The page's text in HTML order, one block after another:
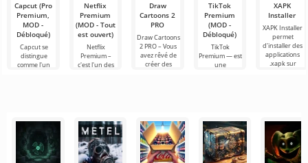
Capcut (Pro
Premium,
MOD -
Débloqué)
Capcut se
distingue
comme l'un
Netflix
Premium
(MOD - Tout
est ouvert)
Netflix
Premium –
c'est l'un des
Draw
Cartoons 2
PRO
Draw Cartoons
2 PRO – Vous
avez rêvé de
créer des
TikTok
Premium
(MOD -
Débloqué)
TikTok
Premium — est
une
XAPK
Installer
XAPK Installer
permet
d'installer des
applications
.xapk sur